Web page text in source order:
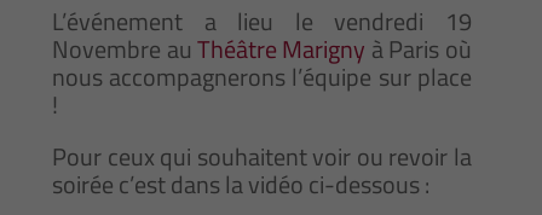
L’événement a lieu le vendredi 19
Novembre auThéâtre Marigny à Paris où
nous accompagnerons l’équipe sur place
!
Pour ceux qui souhaitent voir ou revoir la
soirée c’est dans la vidéo ci-dessous :